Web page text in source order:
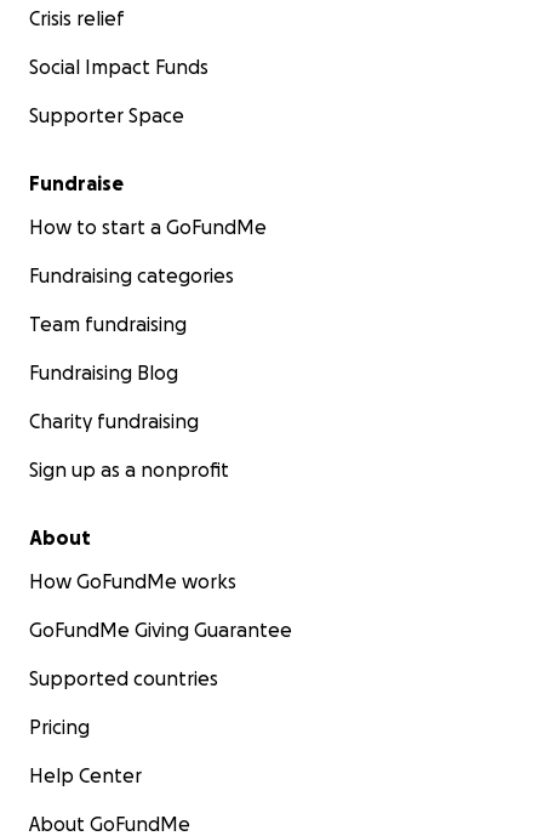
Crisis relief
Social Impact Funds
Supporter Space
Fundraise
How to start a GoFundMe
Fundraising categories
Team fundraising
Fundraising Blog
Charity fundraising
Sign up as a nonprofit
About
How GoFundMe works
GoFundMe Giving Guarantee
Supported countries
Pricing
Help Center
About GoFundMe